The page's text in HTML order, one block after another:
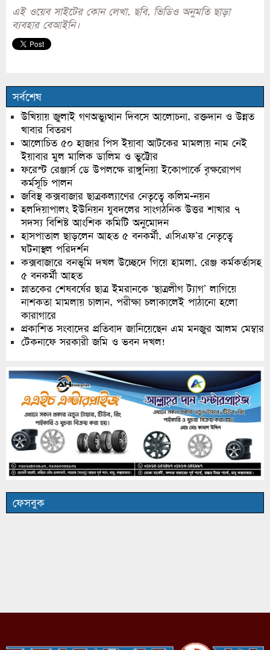
এই ওয়েব সাইটের কোন লেখা, ছবি, ভিডিও অনুমতি ছাড়া
ব্যবহার বেআইনি।
সর্বশেষ
উখিয়ায় জুলাই গণঅভ্যুত্থান দিবসে আলোচনা, রক্তদান ও উন্নত
খাবার বিতরণ
আলোচিত ৫০ হাজার পিস ইয়াবা আটকের মামলায় নাম নেই
ইয়াবার মুল মালিক ডালিম ও ভুট্টোর
ফরেস্ট রেঞ্জার্স ডে উপলক্ষে রাঙ্গুনিয়া ইকোপার্কে বৃক্ষরোপণ
কর্মসূচি পালন
জবিস্থ কক্সবাজার ছাত্রকল্যাণের নেতৃত্বে কলিম-নয়ন
হলদিয়াপালং ইউনিয়ন যুবদলের সাংগঠনিক উত্তর শাখার ৭
সদস্য বিশিষ্ট আংশিক কমিটি অনুমোদন
হাসপাতাল ছাড়লেন আহত ৫ বনকর্মী, এসিএফ’র নেতৃত্বে
ঘটনাস্থল পরিদর্শন
কক্সবাজারে বনভূমি দখল উচ্ছেদে গিয়ে হামলা, রেঞ্জ কর্মকর্তাসহ
৫ বনকর্মী আহত
স্নাতকের শেষবর্ষের ছাত্র ইমরানকে ‘ছাত্রলীগ ট্যাগ’ লাগিয়ে
নাশকতা মামলায় চালান, পরীক্ষা চলাকালেই পাঠানো হলো
কারাগারে
প্রকাশিত সংবাদের প্রতিবাদ জানিয়েছেন এম মনজুর আলম মেম্বার
টেকনাফে সরকারী জমি ও ভবন দখল!
ফেসবুক